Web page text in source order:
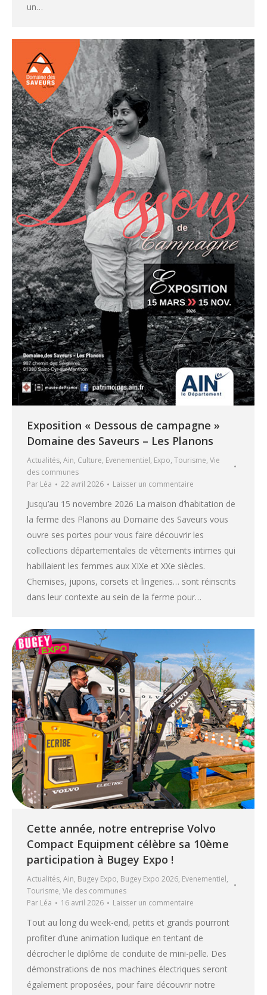
un…
Exposition « Dessous de campagne »
Domaine des Saveurs – Les Planons
Actualités, Ain, Culture, Evenementiel, Expo, Tourisme, Vie
des communes
Par Léa 22 avril 2026 Laisser un commentaire
Jusqu’au 15 novembre 2026 La maison d’habitation de
la ferme des Planons au Domaine des Saveurs vous
ouvre ses portes pour vous faire découvrir les
collections départementales de vêtements intimes qui
habillaient les femmes aux XIXe et XXe siècles.
Chemises, jupons, corsets et lingeries… sont réinscrits
dans leur contexte au sein de la ferme pour…
Cette année, notre entreprise Volvo
Compact Equipment célèbre sa 10ème
participation à Bugey Expo !
Actualités, Ain, Bugey Expo, Bugey Expo 2026, Evenementiel,
Tourisme, Vie des communes
Par Léa 16 avril 2026 Laisser un commentaire
Tout au long du week-end, petits et grands pourront
profiter d’une animation ludique en tentant de
décrocher le diplôme de conduite de mini-pelle. Des
démonstrations de nos machines électriques seront
également proposées, pour faire découvrir notre